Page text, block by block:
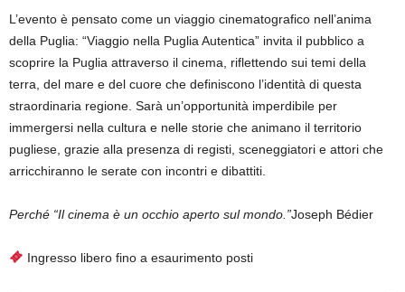
L’evento è pensato come un viaggio cinematografico nell’anima
della Puglia: “Viaggio nella Puglia Autentica” invita il pubblico a
scoprire la Puglia attraverso il cinema, riflettendo sui temi della
terra, del mare e del cuore che definiscono l’identità di questa
straordinaria regione. Sarà un’opportunità imperdibile per
immergersi nella cultura e nelle storie che animano il territorio
pugliese, grazie alla presenza di registi, sceneggiatori e attori che
arricchiranno le serate con incontri e dibattiti.
Perché “Il cinema è un occhio aperto sul mondo.”Joseph Bédier
Ingresso libero fino a esaurimento posti